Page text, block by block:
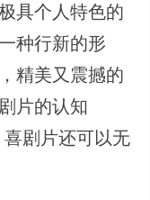
具个人特色的
种行新的形
精美又震撼的
片的认知
剧片还可以无